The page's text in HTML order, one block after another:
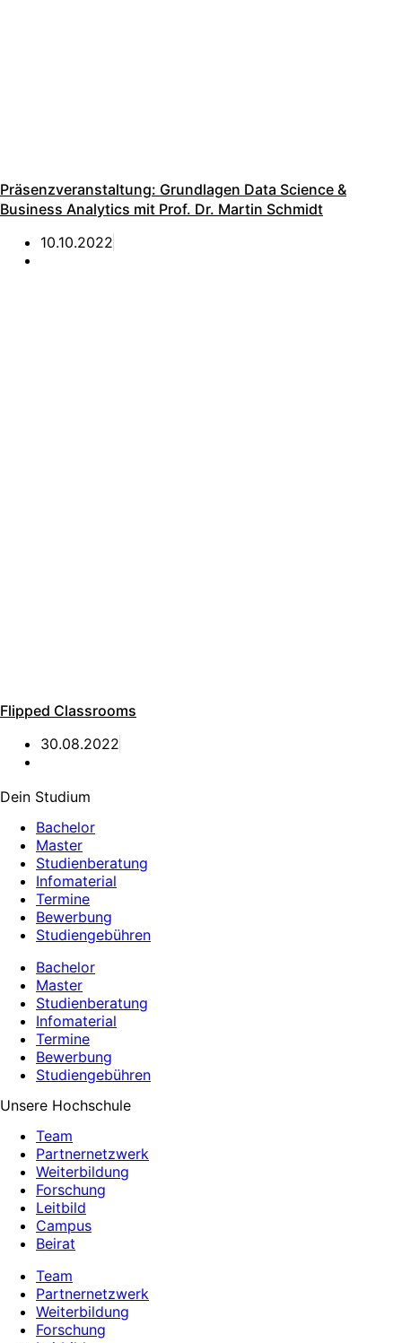
Präsenzveranstaltung: Grundlagen Data Science &
Business Analytics mit Prof. Dr. Martin Schmidt
10.10.2022
Flipped Classrooms
30.08.2022
Dein Studium
Bachelor
Master
Studienberatung
Infomaterial
Termine
Bewerbung
Studiengebühren
Bachelor
Master
Studienberatung
Infomaterial
Termine
Bewerbung
Studiengebühren
Unsere Hochschule
Team
Partnernetzwerk
Weiterbildung
Forschung
Leitbild
Campus
Beirat
Team
Partnernetzwerk
Weiterbildung
Forschung